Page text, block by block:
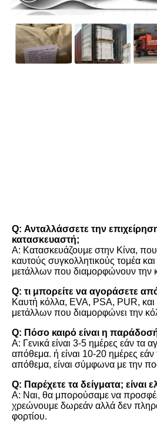
Q: Ανταλλάσσετε την
κατασκευαστή;
Α: Κατασκευάζουμε στην Κίνα, που
καυτούς συγκολλητικούς τομέα
μετάλλων που διαμορφώνουν την
Q: τι μπορείτε να αγοράσετε
Καυτή κόλλα, EVA, PSA, PUR,
μετάλλων που διαμορφώνει την
Q: Πόσο καιρό είναι η
Α: Γενικά είναι 3-5 ημέρες εάν τα
απόθεμα. ή είναι 10-20 ημέρες εάν
απόθεμα, είναι σύμφωνα με την
Q: Παρέχετε τα δείγματα; είναι
Α: Ναι, θα μπορούσαμε να
χρεώνουμε δωρεάν αλλά δεν
φορτίου.